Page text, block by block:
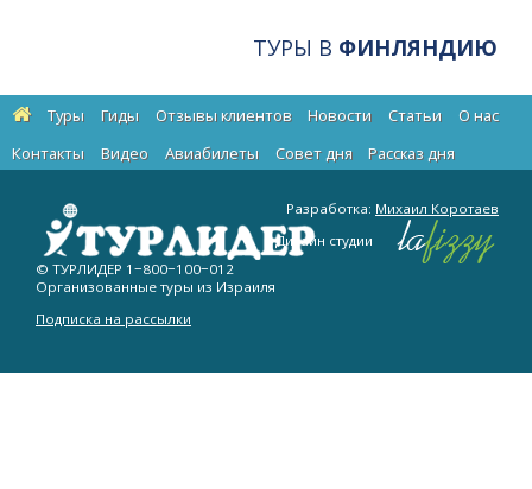
ТУРЫ В ФИНЛЯНДИЮ
Туры Гиды Отзывы клиентов Новости Статьи
О нас
Контакты
Видео Авиабилеты Cовет дня Рассказ дня
© ТУРЛИДЕР 1−800−100−012
Организованные туры из Израиля
Подписка на рассылки
Разработка: Михаил Коротаев
Дизайн студии